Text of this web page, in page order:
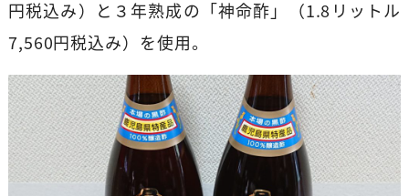
円税込み）と３年熟成の「神命酢」（1.8リットル
7,560円税込み）を使用。